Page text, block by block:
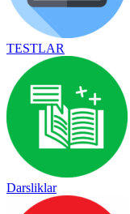
TESTLAR
Darsliklar